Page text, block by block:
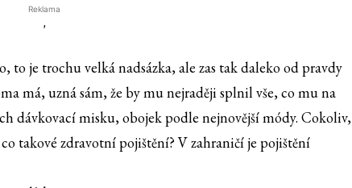
Reklama
'
je trochu velká nadsázka, ale zas tak daleko od pravdy
má, uzná sám, že by mu nejraději splnil vše, co mu na
dávkovací misku, obojek podle nejnovější módy. Cokoliv,
takové zdravotní pojištění? V zahraničí je pojištění